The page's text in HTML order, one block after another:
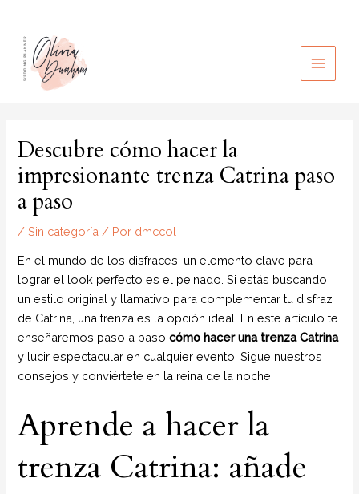
contenido
MAIN
Descubre cómo hacer la
impresionante trenza Catrina paso
a paso
/Sin categoría / Por dmccol
En el mundo de los disfraces, un elemento clave para
lograr el look perfecto es el peinado. Si estás buscando
un estilo original y llamativo para complementar tu disfraz
de Catrina, una trenza es la opción ideal. En este artículo te
enseñaremos paso a pasocómo hacer una trenza Catrina
y lucir espectacular en cualquier evento. Sigue nuestros
consejos y conviértete en la reina de la noche.
Aprende a hacer la
trenza Catrina: añade